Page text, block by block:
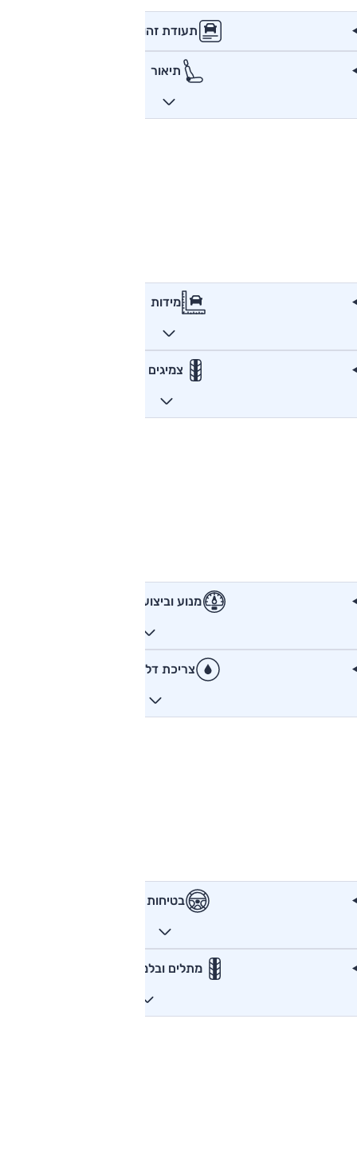
תעודת זהות
תיאור
מידות
צמיגים
מנוע וביצועים
צריכת דלק
בטיחות
מתלים ובלמים